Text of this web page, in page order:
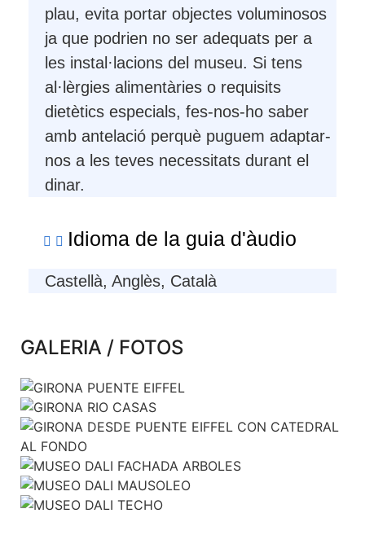
plau, evita portar objectes voluminosos
ja que podrien no ser adequats per a
les instal·lacions del museu. Si tens
al·lèrgies alimentàries o requisits
dietètics especials, fes-nos-ho saber
amb antelació perquè puguem adaptar-
nos a les teves necessitats durant el
dinar.
Idioma de la guia d'àudio
Castellà, Anglès, Català
GALERIA / FOTOS